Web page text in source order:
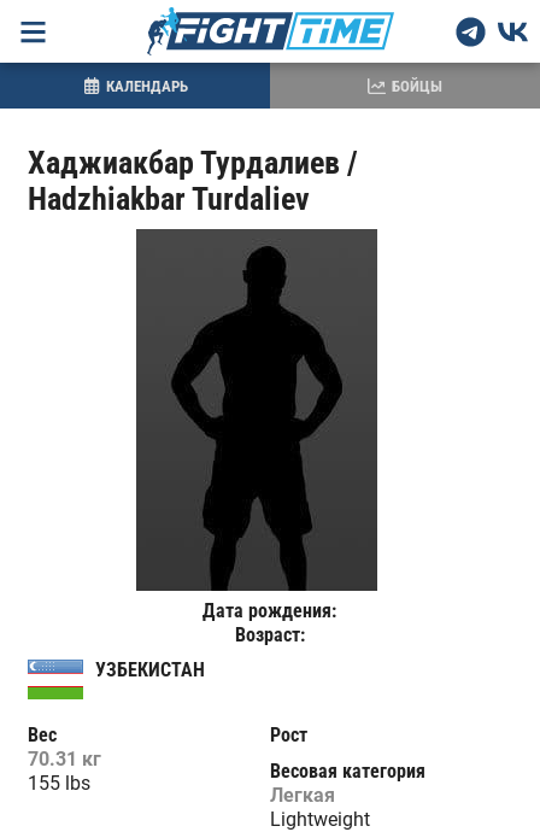
Хаджиакбар Турдалиев /
Hadzhiakbar Turdaliev
Дата рождения:
Возраст:
УЗБЕКИСТАН
Вес
70.31 кг
155 lbs
Рост
Весовая категория
Легкая
Lightweight
КАЛЕНДАРЬ БОЙЦЫ